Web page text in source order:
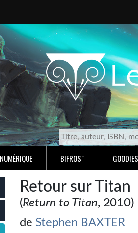
NUMÉRIQUE BIFROST GOODIES
Retour sur Titan
(Return to Titan, 2010)
de Stephen BAXTER